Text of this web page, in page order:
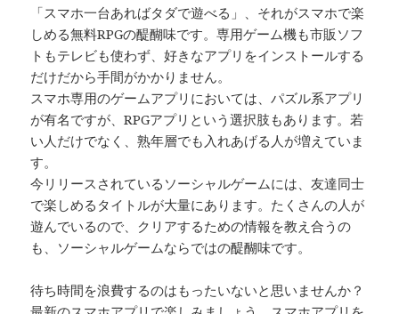
「スマホ一台あればタダで遊べる」、それがスマホで楽
しめる無料RPGの醍醐味です。専用ゲーム機も市販ソフ
トもテレビも使わず、好きなアプリをインストールする
だけだから手間がかかりません。
スマホ専用のゲームアプリにおいては、パズル系アプリ
が有名ですが、RPGアプリという選択肢もあります。若
い人だけでなく、熟年層でも入れあげる人が増えていま
す。
今リリースされているソーシャルゲームには、友達同士
で楽しめるタイトルが大量にあります。たくさんの人が
遊んでいるので、クリアするための情報を教え合うの
も、ソーシャルゲームならではの醍醐味です。
待ち時間を浪費するのはもったいないと思いませんか？